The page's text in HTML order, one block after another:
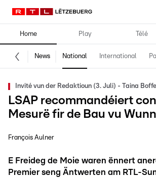
Home Play Télé
News National International
Invité vun der Redaktioun (3. Juli) - Taina
LSAP recommandéiert
Mesurë fir de Bau vu
François Aulner
E Freideg de Moie waren ënnert
Premier seng Äntwerten am RTL-